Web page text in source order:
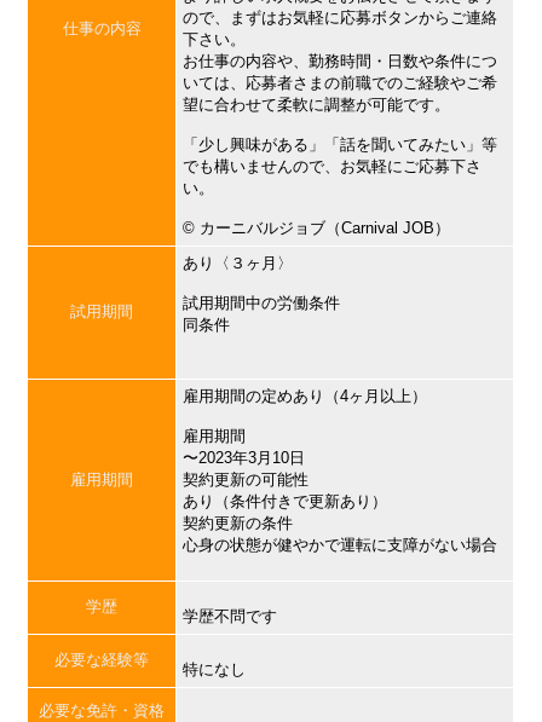
仕事の内容
ので、まずはお気軽に応募ボタンからご連絡
下さい。
お仕事の内容や、勤務時間・日数や条件につ
いては、応募者さまの前職でのご経験やご希
望に合わせて柔軟に調整が可能です。
「少し興味がある」「話を聞いてみたい」等
でも構いませんので、お気軽にご応募下さ
い。
©︎ カーニバルジョブ（Carnival JOB）
試用期間
あり〈３ヶ月〉
試用期間中の労働条件
同条件
雇用期間
雇用期間の定めあり（4ヶ月以上）
雇用期間
〜2023年3月10日
契約更新の可能性
あり（条件付きで更新あり）
契約更新の条件
心身の状態が健やかで運転に支障がない場合
学歴
学歴不問です
必要な経験等
特になし
必要な免許・資格